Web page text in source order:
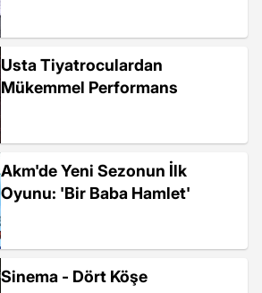
Usta Tiyatroculardan
Mükemmel Performans
Akm'de Yeni Sezonun İlk
Oyunu: 'Bir Baba Hamlet'
Sinema - Dört Köşe